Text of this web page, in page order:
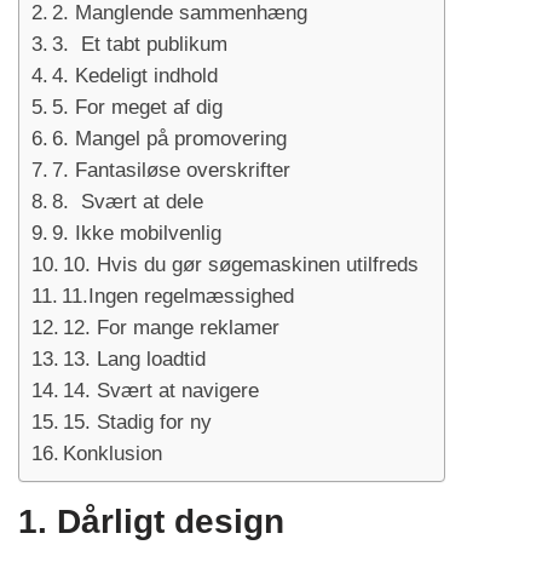
2. Manglende sammenhæng
3. Et tabt publikum
4. Kedeligt indhold
5. For meget af dig
6. Mangel på promovering
7. Fantasiløse overskrifter
8. Svært at dele
9. Ikke mobilvenlig
10. Hvis du gør søgemaskinen utilfreds
11.Ingen regelmæssighed
12. For mange reklamer
13. Lang loadtid
14. Svært at navigere
15. Stadig for ny
Konklusion
1. Dårligt design